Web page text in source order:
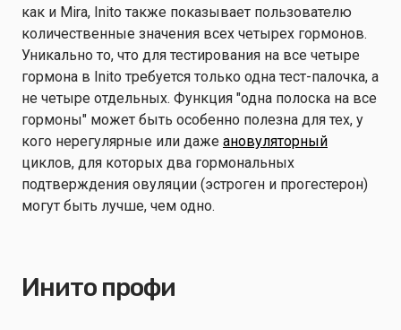
как и Mira, Inito также показывает пользователю
количественные значения всех четырех гормонов.
Уникально то, что для тестирования на все четыре
гормона в Inito требуется только одна тест-палочка, а
не четыре отдельных. Функция "одна полоска на все
гормоны" может быть особенно полезна для тех, у
кого нерегулярные или даже ановуляторный
циклов, для которых два гормональных
подтверждения овуляции (эстроген и прогестерон)
могут быть лучше, чем одно.
Инито профи